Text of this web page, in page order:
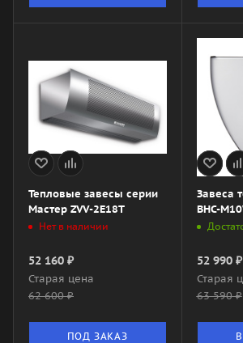
Тепловые завесы серии
Мастер ZVV-2E18T
Нет в наличии
52 160 ₽
Старая цена
62 600₽
ПОД ЗАКАЗ
Завеса
BHC-
52 990₽
Старая
63 590₽